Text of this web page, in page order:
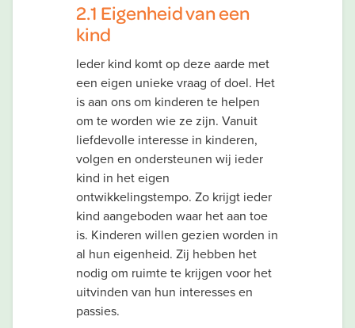
2.1 Eigenheid van een
kind
Ieder kind komt op deze aarde met
een eigen unieke vraag of doel. Het
is aan ons om kinderen te helpen
om te worden wie ze zijn. Vanuit
liefdevolle interesse in kinderen,
volgen en ondersteunen wij ieder
kind in het eigen
ontwikkelingstempo. Zo krijgt ieder
kind aangeboden waar het aan toe
is. Kinderen willen gezien worden in
al hun eigenheid. Zij hebben het
nodig om ruimte te krijgen voor het
uitvinden van hun interesses en
passies.